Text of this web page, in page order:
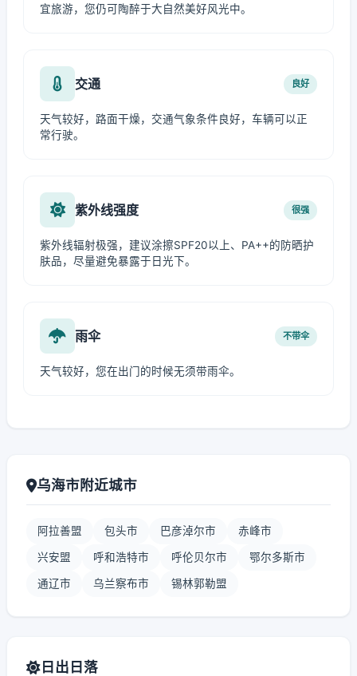
宜旅游，您仍可陶醉于大自然美好风光中。
交通 良好
天气较好，路面干燥，交通气象条件良好，车辆可以正
常行驶。
紫外线强度 很强
紫外线辐射极强，建议涂擦SPF20以上、PA++的防晒护
肤品，尽量避免暴露于日光下。
雨伞 不带伞
天气较好，您在出门的时候无须带雨伞。
乌海市附近城市
阿拉善盟 包头市 巴彦淖尔市 赤峰市
兴安盟 呼和浩特市 呼伦贝尔市 鄂尔多斯市
通辽市 乌兰察布市 锡林郭勒盟
日出日落